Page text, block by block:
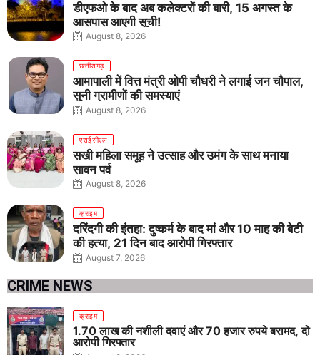
डीएफओ के बाद अब कलेक्टरों की बारी, 15 अगस्त के
आसपास आएगी सूची!
August 8, 2026
छत्तीसगढ़
आमापाली में वित्त मंत्री ओपी चौधरी ने लगाई जन चौपाल,
सुनी ग्रामीणों की समस्याएं
August 8, 2026
एसईसीएल
सखी महिला समूह ने उत्साह और उमंग के साथ मनाया
सावन पर्व
August 8, 2026
क्राइम
दरिंदगी की इंतहा: दुष्कर्म के बाद मां और 10 माह की बेटी
की हत्या, 21 दिन बाद आरोपी गिरफ्तार
August 7, 2026
CRIME NEWS
क्राइम
1.70 लाख की नशीली दवाएं और 70 हजार रुपये बरामद, दो
आरोपी गिरफ्तार